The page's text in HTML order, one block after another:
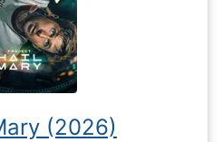
(2026)